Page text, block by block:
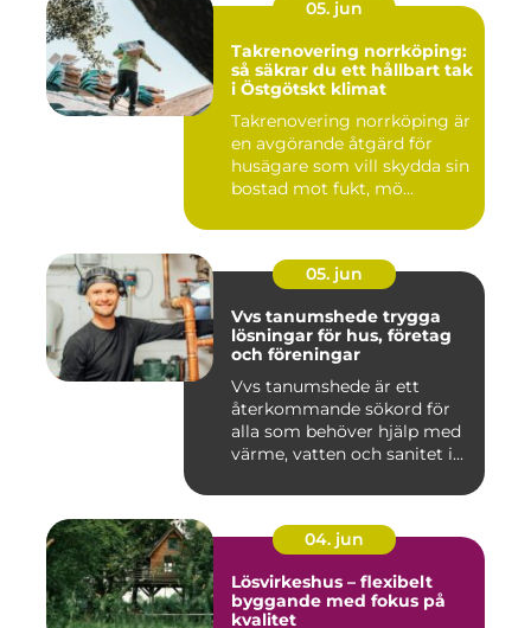
05. jun
Takrenovering norrköping:
så säkrar du ett hållbart tak
i Östgötskt klimat
Takrenovering norrköping är
en avgörande åtgärd för
husägare som vill skydda sin
bostad mot fukt, mö...
05. jun
Vvs tanumshede trygga
lösningar för hus, företag
och föreningar
Vvs tanumshede är ett
återkommande sökord för
alla som behöver hjälp med
värme, vatten och sanitet i...
04. jun
Lösvirkeshus – flexibelt
byggande med fokus på
kvalitet